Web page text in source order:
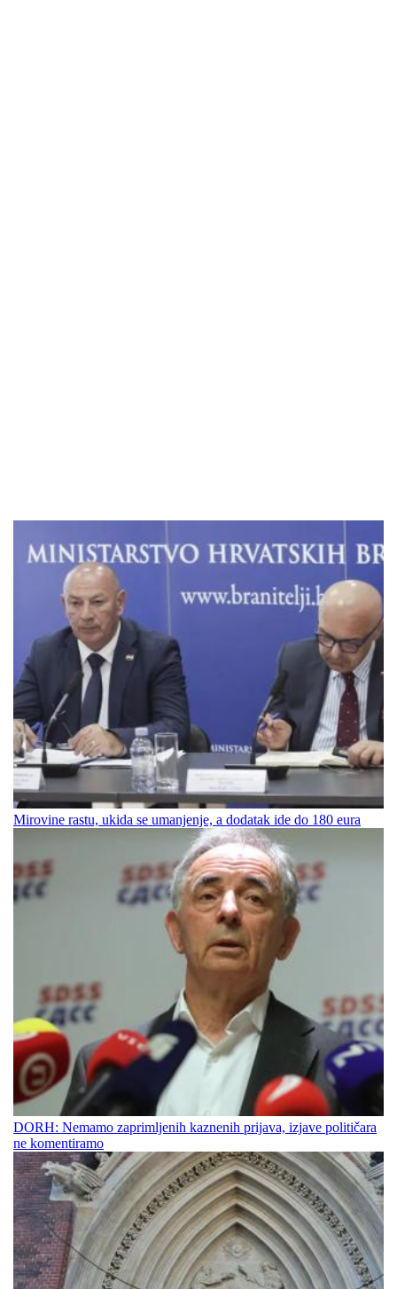
Mirovine rastu, ukida se umanjenje, a dodatak ide do 180 eura
DORH: Nemamo zaprimljenih kaznenih prijava, izjave političara
ne komentiramo